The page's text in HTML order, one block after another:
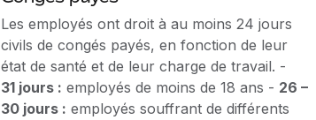
Les employés ont droit à au moins 24 jours
civils de congés payés, en fonction de leur
état de santé et de leur charge de travail. -
31 jours : employés de moins de 18 ans - 26 –
30 jours : employés souffrant de différents